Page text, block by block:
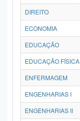
DIREITO
ECONOMIA
EDUCAÇÃO
EDUCAÇÃO FÍSICA
ENFERMAGEM
ENGENHARIAS I
ENGENHARIAS II